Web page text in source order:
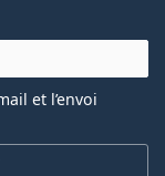
et l’envoi